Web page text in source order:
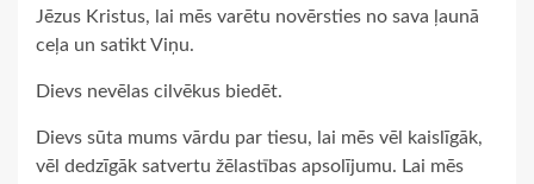
Jēzus Kristus, lai mēs varētu novērsties no sava ļaunā
ceļa un satikt Viņu.
Dievs nevēlas cilvēkus biedēt.
Dievs sūta mums vārdu par tiesu, lai mēs vēl kaislīgāk,
vēl dedzīgāk satvertu žēlastības apsolījumu. Lai mēs